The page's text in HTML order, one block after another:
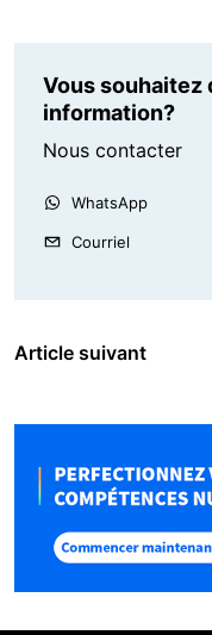
Vous souhaitez
information?
Nous contacter
WhatsApp
Courriel
Article suivant